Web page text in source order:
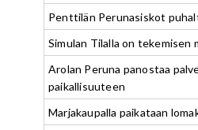
Penttilän Perunasiskot
Simulan Tilalla on tekemisen
Arolan Peruna panostaa
paikallisuuteen
Marjakaupalla paikataan